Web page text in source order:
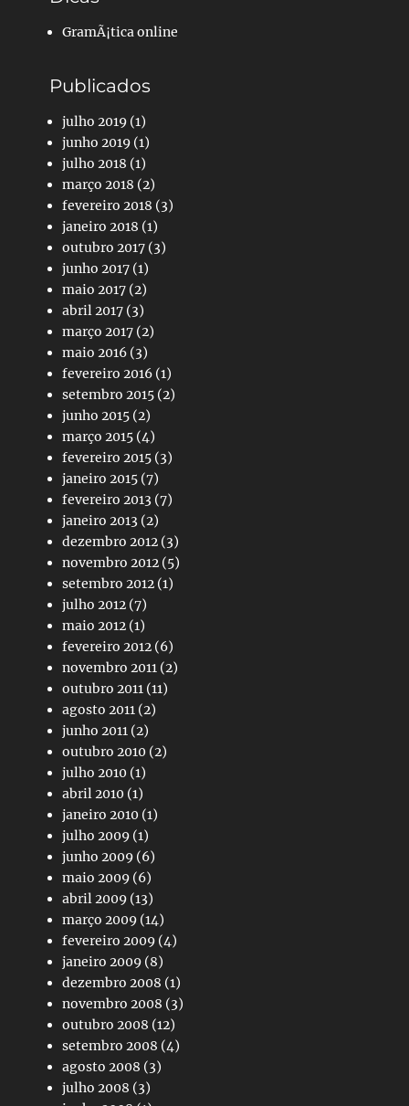
GramÃ¡tica online
Publicados
julho 2019 (1)
junho 2019 (1)
julho 2018 (1)
março 2018 (2)
fevereiro 2018 (3)
janeiro 2018 (1)
outubro 2017 (3)
junho 2017 (1)
maio 2017 (2)
abril 2017 (3)
março 2017 (2)
maio 2016 (3)
fevereiro 2016 (1)
setembro 2015 (2)
junho 2015 (2)
março 2015 (4)
fevereiro 2015 (3)
janeiro 2015 (7)
fevereiro 2013 (7)
janeiro 2013 (2)
dezembro 2012 (3)
novembro 2012 (5)
setembro 2012 (1)
julho 2012 (7)
maio 2012 (1)
fevereiro 2012 (6)
novembro 2011 (2)
outubro 2011 (11)
agosto 2011 (2)
junho 2011 (2)
outubro 2010 (2)
julho 2010 (1)
abril 2010 (1)
janeiro 2010 (1)
julho 2009 (1)
junho 2009 (6)
maio 2009 (6)
abril 2009 (13)
março 2009 (14)
fevereiro 2009 (4)
janeiro 2009 (8)
dezembro 2008 (1)
novembro 2008 (3)
outubro 2008 (12)
setembro 2008 (4)
agosto 2008 (3)
julho 2008 (3)